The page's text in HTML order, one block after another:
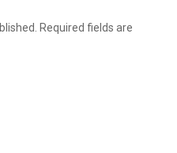
Required fields are